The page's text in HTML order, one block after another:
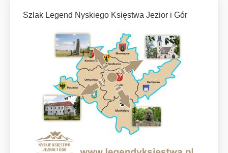
Szlak Legend Nyskiego Księstwa Jezior i Gór